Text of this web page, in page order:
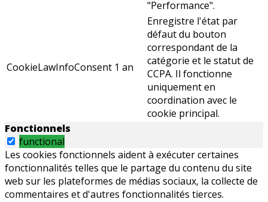
"Performance".
CookieLawInfoConsent 1 an
Enregistre l'état par
défaut du bouton
correspondant de la
catégorie et le statut de
CCPA. Il fonctionne
uniquement en
coordination avec le
cookie principal.
Fonctionnels
functional
Les cookies fonctionnels aident à exécuter certaines
fonctionnalités telles que le partage du contenu du site
web sur les plateformes de médias sociaux, la collecte de
commentaires et d'autres fonctionnalités tierces.